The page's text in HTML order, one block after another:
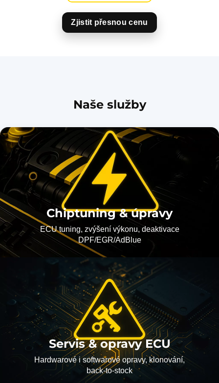
Zjistit přesnou cenu
Naše služby
Chiptuning & úpravy
ECU tuning, zvýšení výkonu, deaktivace
DPF/EGR/AdBlue
Servis & opravy ECU
Hardwarové i softwarové opravy, klonování,
back-to-stock